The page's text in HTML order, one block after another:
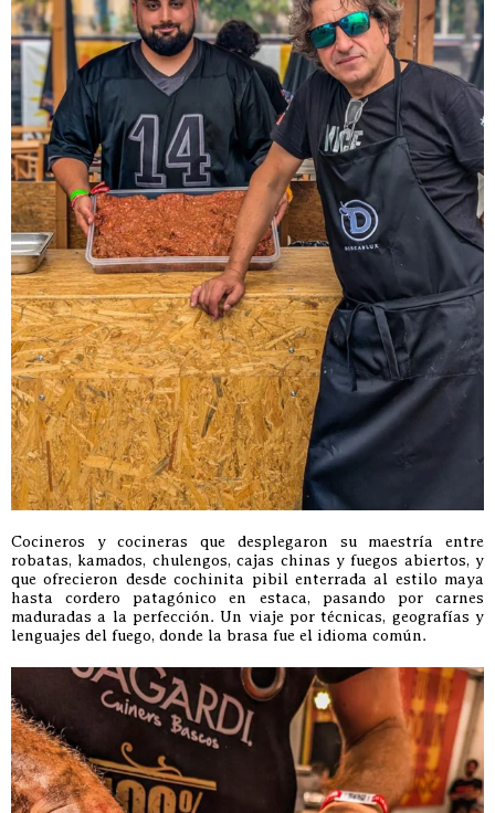
Cocineros y cocineras que desplegaron su maestría entre
robatas, kamados, chulengos, cajas chinas y fuegos abiertos, y
que ofrecieron desde cochinita pibil enterrada al estilo maya
hasta cordero patagónico en estaca, pasando por carnes
maduradas a la perfección. Un viaje por técnicas, geografías y
lenguajes del fuego, donde la brasa fue el idioma común.